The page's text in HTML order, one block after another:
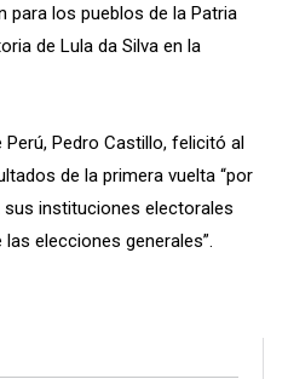
para los pueblos de la Patria
de Lula da Silva en la
Pedro Castillo, felicitó al
de la primera vuelta “por
instituciones electorales
elecciones generales”.